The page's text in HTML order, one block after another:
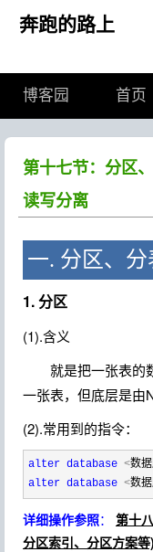
奔跑的路上
博客园 首页
第十七节：分区
读写分离
一. 分区、
1. 分区
(1).含义
就是把一张表的
一张表，但底层是由
(2).常用到的指令：
alter database <数
alter database <数
详细操作参照：
第十
分区索引、分区方案等)